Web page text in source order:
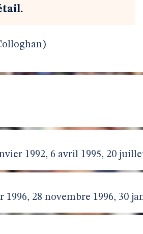
1992, 6 avril 1995, 20
1996, 28 novembre 1996, 30